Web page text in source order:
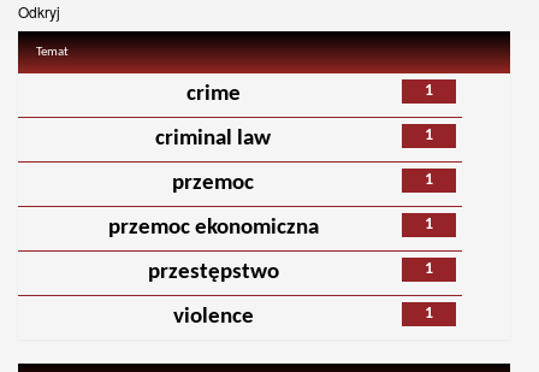
Odkryj
Temat
1
crime
1
criminal law
1
przemoc
1
przemoc ekonomiczna
1
przestępstwo
1
violence